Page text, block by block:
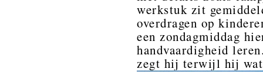
werkstuk zit
overdragen op
een zondagmiddag
handvaardigheid
zegt hij terwijl hij